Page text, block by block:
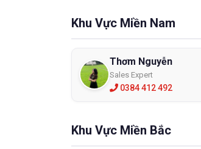
Khu Vực Miền Nam
Thơm Nguyễn
Sales Expert
0384 412 492
Khu Vực Miền Bắc